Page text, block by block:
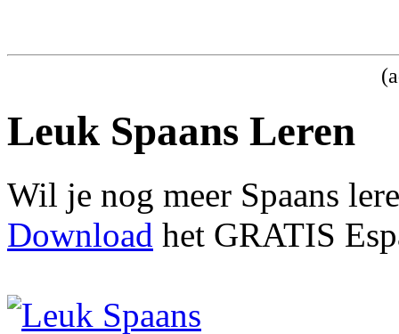
Leuk Spaans Leren
Wil je nog meer Spaans
Download het GRATIS